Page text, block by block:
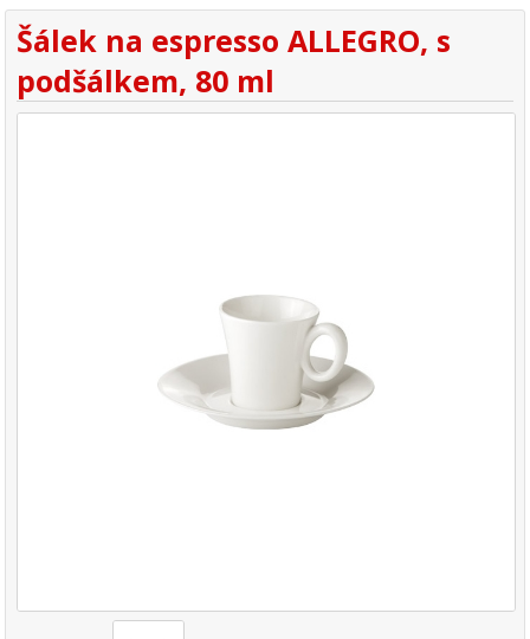
Šálek na espresso ALLEGRO, s
podšálkem, 80 ml